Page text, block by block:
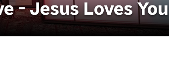
- Jesus Loves You